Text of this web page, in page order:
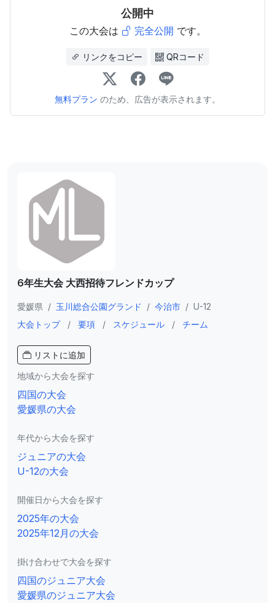
公開中
この大会は 完全公開 です。
リンクをコピー QRコード
無料プラン のため、広告が表示されます。
6年生大会 大西招待フレンドカップ
愛媛県 / 玉川総合公園グランド / 今治市 / U-12
大会トップ
/ 要項 / スケジュール / チーム
リストに追加
地域から大会を探す
四国の大会
愛媛県の大会
年代から大会を探す
ジュニアの大会
U-12の大会
開催日から大会を探す
2025年の大会
2025年12月の大会
掛け合わせで大会を探す
四国のジュニア大会
愛媛県のジュニア大会